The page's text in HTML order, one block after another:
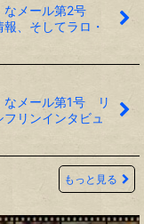
なメール第2号
、そしてラロ・
なメール第1号 リ
リンインタビュ
もっと見る